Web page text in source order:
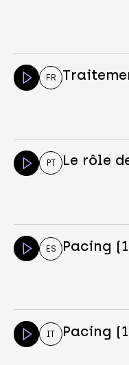
FR
PT Le rôle
ES Pacing
IT Pacing